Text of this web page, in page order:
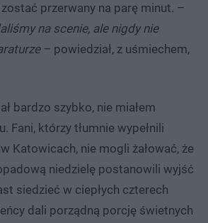
przerwany na parę minut. –
na scenie, ale nigdy nie
– powiedział, z uśmiechem,
bardzo szybko, nie miałem
Fani, którzy tłumnie wypełnili
Katowicach, nie mogli żałować, że
niedzielę postanowili wyjść
siedzieć w ciepłych czterech
dali porządną porcję świetnych